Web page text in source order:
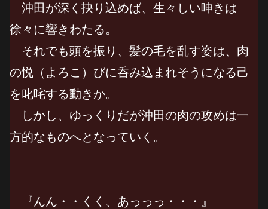
沖田が深く抉り込めば、生々しい呻きは
徐々に響きわたる。
それでも頭を振り、髪の毛を乱す姿は、肉
の悦（よろこ）びに呑み込まれそうになる己
を叱咤する動きか。
しかし、ゆっくりだが沖田の肉の攻めは一
方的なものへとなっていく。
『んん・・くく、あっっっ・・・』